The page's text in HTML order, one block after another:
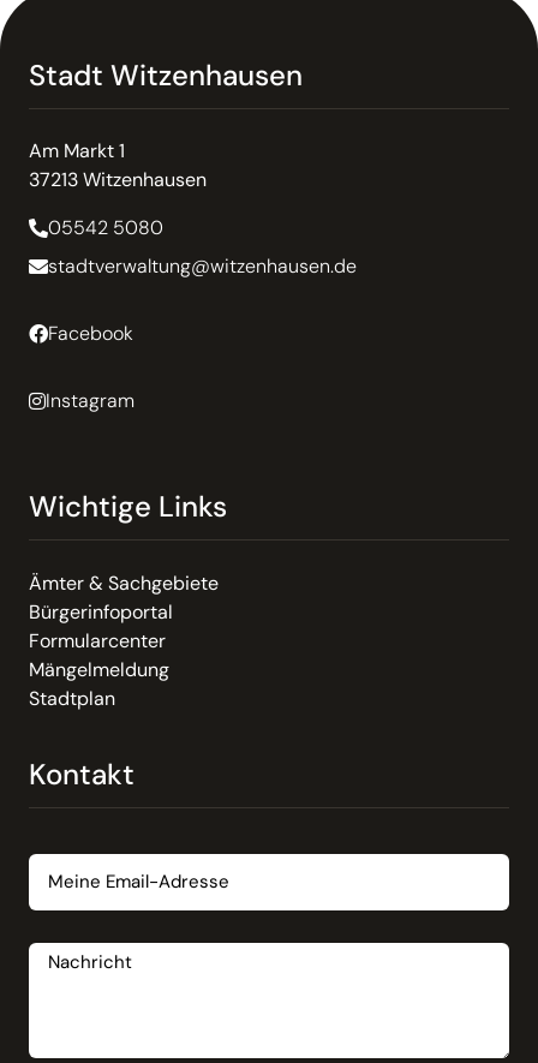
Stadt Witzenhausen
Am Markt 1
37213 Witzenhausen
05542 5080
stadtverwaltung@witzenhausen.de
Facebook
Instagram
Wichtige Links
Ämter & Sachgebiete
Bürgerinfoportal
Formularcenter
Mängelmeldung
Stadtplan
Kontakt